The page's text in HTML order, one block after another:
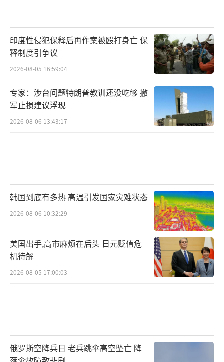
印度性侵犯保释后再作案被殴打身亡 保
释制度引争议
2026-08-05 16:59:04
专家：涉台问题特朗普教训还没吃够 撤
军止损建议浮现
2026-08-06 13:43:17
韩国到底有多热 高温引发国家灾难状态
2026-08-06 10:32:29
美国出手,高市麻烦在后头 日元贬值危
机待解
2026-08-05 17:00:03
俄罗斯空降兵日 老兵跳伞高空坠亡 降